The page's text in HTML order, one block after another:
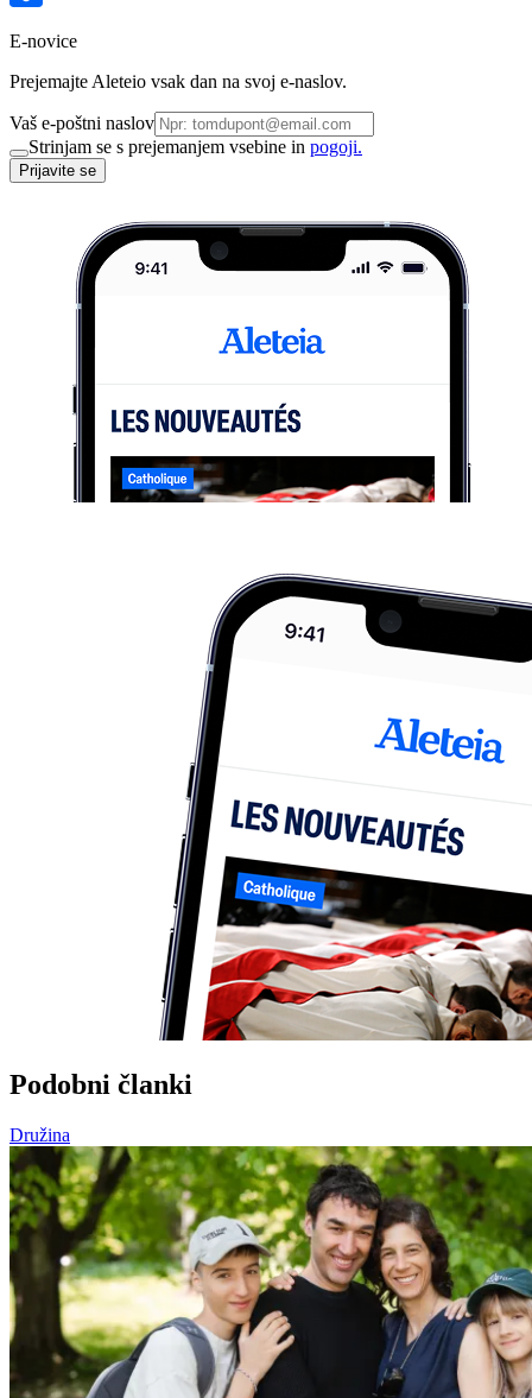
E-novice
Prejemajte Aleteio vsak dan na svoj e-naslov.
Vaš e-poštni naslov
Strinjam se s prejemanjem vsebine in pogoji.
Prijavite se
Podobni članki
Družina